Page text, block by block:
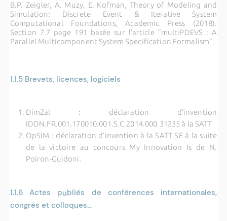
B.P. Zeigler, A. Muzy, E. Kofman, Theory of Modeling and
Simulation: Discrete Event & Iterative System
Computational Foundations, Academic Press (2018).
Section 7.7 page 191 basée sur l’article ”multiPDEVS : A
Parallel Multicomponent System Specification Formalism”.
1.1.5 Brevets, licences, logiciels
DimZal : déclaration d’invention
IDDN.FR.001.170010.001.S.C.2014.000.31235 à la SATT
OpSIM : déclaration d’invention à la SATT SE à la suite
de la victoire au concours My Innovation Is de N.
Poiron-Guidoni.
1.1.6Actes publiés de conférences internationales,
congrès et colloques...